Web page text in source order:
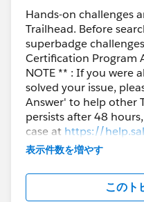
Hands-on challenges
Trailhead. Before
superbadge
Certification Program
NOTE ** : If you were
solved your issue,
Answer' to help other
persists after 48
case at https://
further assistance.
表示件数を増やす
このト